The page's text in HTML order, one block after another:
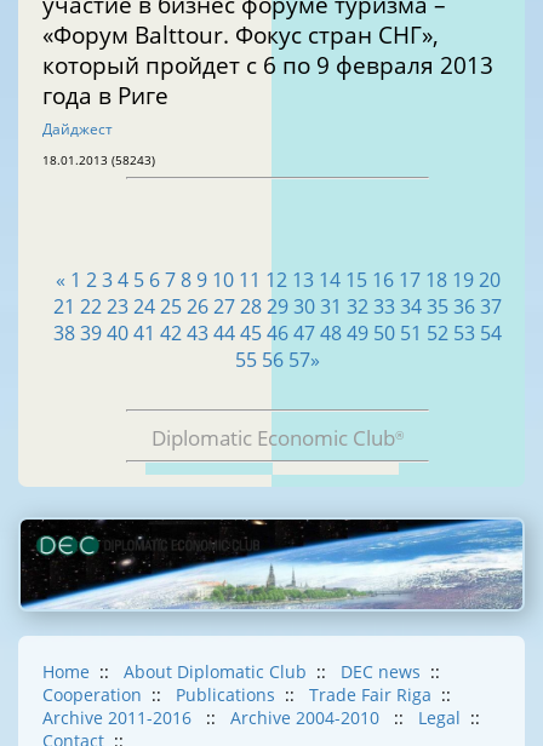
«Форум Balttour. Фокус стран СНГ»,
который пройдет с 6 по 9 февраля 2013
года в Риге
Дайджест
18.01.2013 (58243)
« 1 2 3 4 5 6 7 8 9 10 11 12 13 14 15 16 17 18 19 20
21 22232425262728293031 323334353637
38394041 4243444546474849 50 51 52 53 54
55 56 57»
Diplomatic Economic Club®
Home :: About Diplomatic Club :: DEC news ::
Cooperation :: Publications :: Trade Fair Riga ::
Archive 2011-2016
:: Archive 2004-2010 :: Legal ::
Contact ::